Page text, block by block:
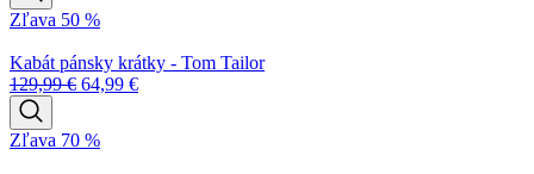
Zľava 50 %
Kabát pánsky krátky - Tom Tailor
129,99€ 64,99 €
Zľava 70 %